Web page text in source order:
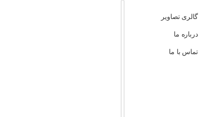
گالری تصاویر
درباره ما
تماس با ما